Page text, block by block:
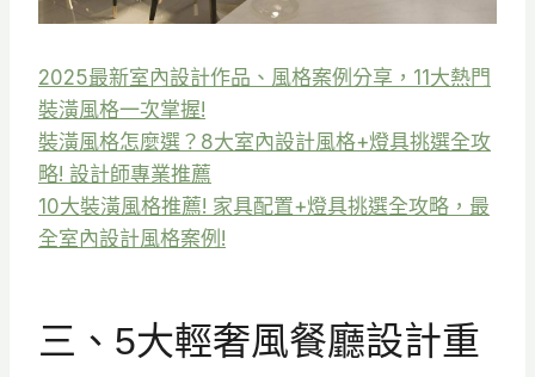
2025最新室內設計作品、風格案例分享，11大熱門
裝潢風格一次掌握!
裝潢風格怎麼選？8大室內設計風格+燈具挑選全攻
略! 設計師專業推薦
10大裝潢風格推薦! 家具配置+燈具挑選全攻略，最
全室內設計風格案例!
三、5大輕奢風餐廳設計重